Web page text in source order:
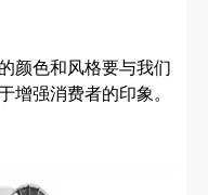
颜色和风格要与我们
增强消费者的印象。